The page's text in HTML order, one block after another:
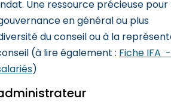
Une ressource précieuse pour
en général ou plus
du conseil ou à la
(à lire également :Fiche IFA
)